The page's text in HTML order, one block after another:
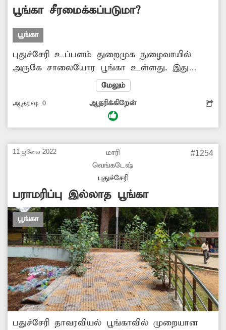
பூங்கா சீரமைக்கப்படுமா?
பூங்கா
புதுச்சேரி உப்பளம் துறைமுக நுழைவாயில்
அருகே சாலையோர பூங்கா உள்ளது. இது
பராமரிப்பின்றி மோசமான நிலையில் உள்ளது.
இதனை சீரமைக்க அதிகாரிகள் நடவடிக்கை
எடுப்பார்களா?
மேலும்
ஆதரவு: 0 ஆதரிக்கிறேன்
11 ஜூலை 2022
மாரி
வெங்கடேஷ்
புதுச்சேரி
#1254
பராமரிப்பு இல்லாத பூங்கா
பூங்கா
பதுச்சேரி தாவரவியல் பூங்காவில் முறையான